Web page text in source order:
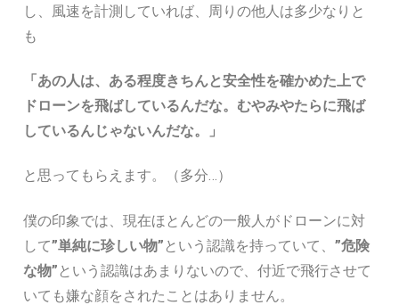
し、風速を計測していれば、周りの他人は多少なりと
も
「あの人は、ある程度きちんと安全性を確かめた上で
ドローンを飛ばしているんだな。むやみやたらに飛ば
しているんじゃないんだな。」
と思ってもらえます。（多分…）
僕の印象では、現在ほとんどの一般人がドローンに対
して”単純に珍しい物” という認識を持っていて、 ”危険
な物” という認識はあまりないので、付近で飛行させて
いても嫌な顔をされたことはありません。